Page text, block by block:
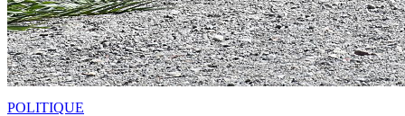
POLITIQUE